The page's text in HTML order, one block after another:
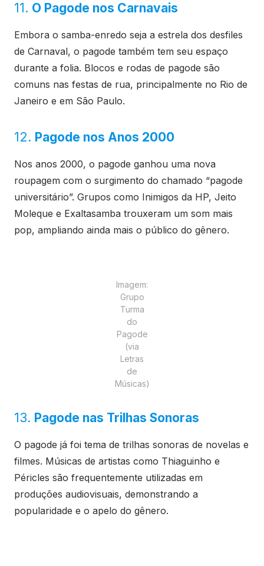
11. O Pagode nos Carnavais
Embora o samba-enredo seja a estrela dos desfiles
de Carnaval, o pagode também tem seu espaço
durante a folia. Blocos e rodas de pagode são
comuns nas festas de rua, principalmente no Rio de
Janeiro e em São Paulo.
12. Pagode nos Anos 2000
Nos anos 2000, o pagode ganhou uma nova
roupagem com o surgimento do chamado “pagode
universitário”. Grupos como Inimigos da HP, Jeito
Moleque e Exaltasamba trouxeram um som mais
pop, ampliando ainda mais o público do gênero.
Imagem:
Grupo
Turma
do
Pagode
(via
Letras
de
Músicas)
13. Pagode nas Trilhas Sonoras
O pagode já foi tema de trilhas sonoras de novelas e
filmes. Músicas de artistas como Thiaguinho e
Péricles são frequentemente utilizadas em
produções audiovisuais, demonstrando a
popularidade e o apelo do gênero.